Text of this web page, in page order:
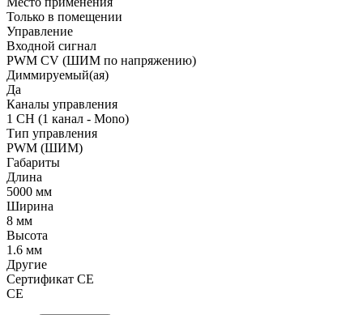
Только в помещении
Управление
Входной сигнал
PWM СV (ШИМ по напряжению)
Диммируемый(ая)
Да
Каналы управления
1 CH (1 канал - Mono)
Тип управления
PWM (ШИМ)
Габариты
Длина
5000 мм
Ширина
8 мм
Высота
1.6 мм
Другие
Сертификат CE
CE